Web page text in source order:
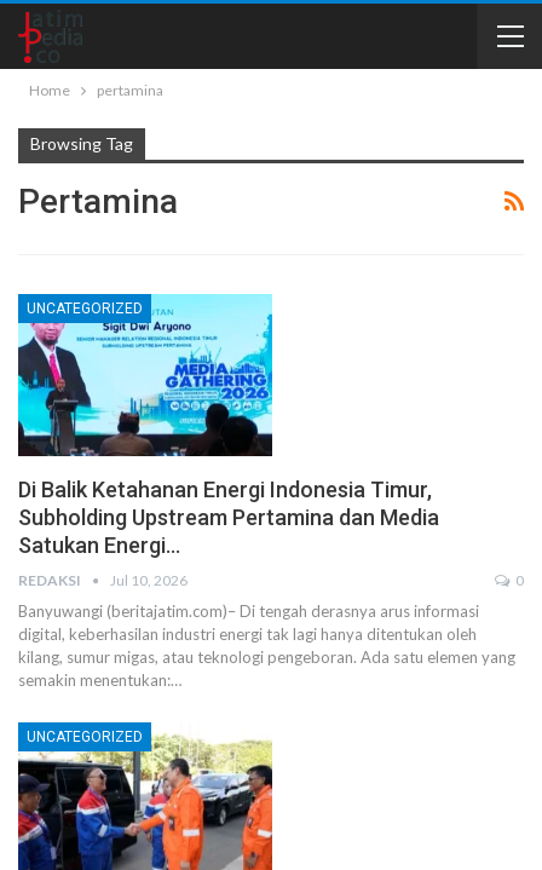
Home pertamina
Browsing Tag
Pertamina
UNCATEGORIZED
Di Balik Ketahanan Energi Indonesia Timur,
Subholding Upstream Pertamina dan Media
Satukan Energi…
REDAKSI Jul 10, 2026 0
Banyuwangi (beritajatim.com)– Di tengah derasnya arus informasi
digital, keberhasilan industri energi tak lagi hanya ditentukan oleh
kilang, sumur migas, atau teknologi pengeboran. Ada satu elemen yang
semakin menentukan:…
UNCATEGORIZED